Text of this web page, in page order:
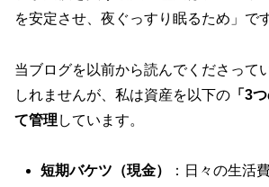
を安定させ、夜ぐっすり眠るため」です
当ブログを以前から読んでくださって
しれませんが、私は資産を以下の 「3
て管理 しています。
短期バケツ（現金）
：日々の生活